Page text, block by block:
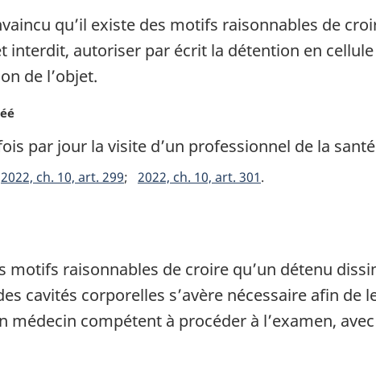
qu’il existe des motifs raisonnables de
interdit, autoriser par écrit la détention en
de l’objet.
par jour la visite d’un professionnel de la
2022, ch. 10, art. 299 2022, ch. 10, art. 301
motifs raisonnables de croire qu’un détenu
cavités corporelles s’avère nécessaire afin de
compétent à procéder à l’examen,